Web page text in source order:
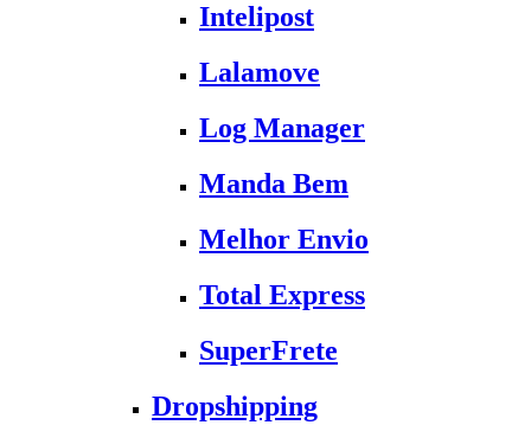
Intelipost
Lalamove
Log Manager
Manda Bem
Melhor Envio
Total Express
SuperFrete
Dropshipping